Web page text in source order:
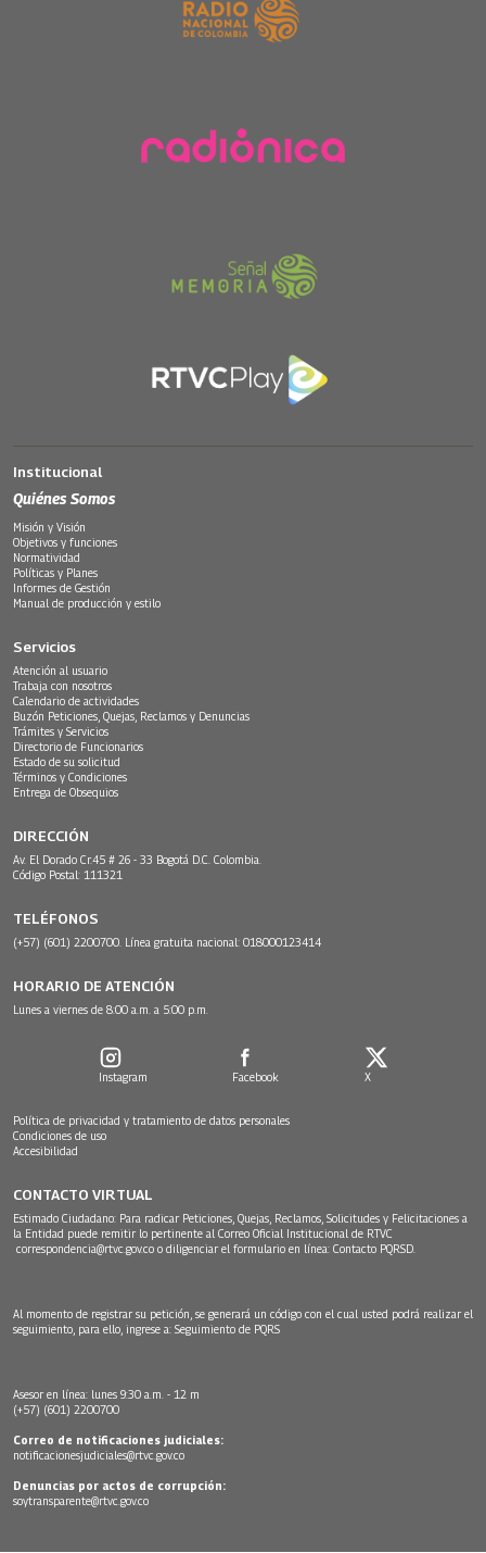
Institucional
Quiénes Somos
Misión y Visión
Objetivos y funciones
Normatividad
Políticas y Planes
Informes de Gestión
Manual de producción y estilo
Servicios
Atención al usuario
Trabaja con nosotros
Calendario de actividades
Buzón Peticiones, Quejas, Reclamos y Denuncias
Trámites y Servicios
Directorio de Funcionarios
Estado de su solicitud
Términos y Condiciones
Entrega de Obsequios
DIRECCIÓN
Av. El Dorado Cr.45 # 26 - 33 Bogotá D.C. Colombia.
Código Postal: 111321
TELÉFONOS
(+57) (601) 2200700. Línea gratuita nacional: 018000123414
HORARIO DE ATENCIÓN
Lunes a viernes de 8:00 a.m. a 5:00 p.m.
Instagram Facebook X
Política de privacidad y tratamiento de datos personales
Condiciones de uso
Accesibilidad
CONTACTO VIRTUAL
Estimado Ciudadano: Para radicar Peticiones, Quejas, Reclamos, Solicitudes y Felicitaciones a
la Entidad puede remitir lo pertinente al Correo Oficial Institucional de RTVC
correspondencia@rtvc.gov.co o diligenciar el formulario en línea: Contacto PQRSD.
Al momento de registrar su petición, se generará un código con el cual usted podrá realizar el
seguimiento, para ello, ingrese a: Seguimiento de PQRS
Asesor en línea: lunes 9:30 a.m. - 12 m
(+57) (601) 2200700
Correo de notificaciones judiciales:
notificacionesjudiciales@rtvc.gov.co
Denuncias por actos de corrupción:
soytransparente@rtvc.gov.co